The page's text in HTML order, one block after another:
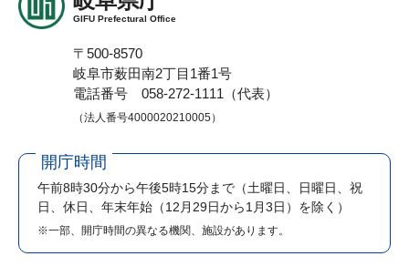
GIFU Prefectural Office
〒500-8570
岐阜市薮田南2丁目1番1号
電話番号 058-272-1111（代表）
（法人番号4000020210005）
開庁時間
午前8時30分から午後5時15分まで （土曜日、日曜日、祝
日、休日、年末年始（12月29日から1月3日）を除く）
※一部、開庁時間の異なる機関、施設があります。